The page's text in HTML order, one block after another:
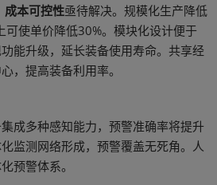
成本可控性亟待解决。规模化生产降低
使单价降低30%。模块化设计便于
能升级，延长装备使用寿命。共享经
，提高装备利用率。
成多种感知能力，预警准确率将提升
监测网络形成，预警覆盖无死角。人
预警体系。